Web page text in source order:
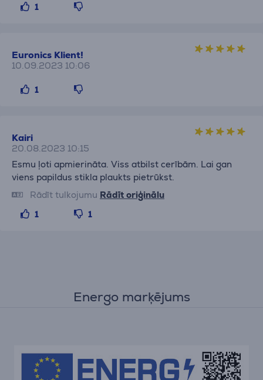
1
Euronics Klient!
10.09.2023 10:06
1
Kairi
20.08.2023 10:15
Esmu ļoti apmierināta. Viss atbilst cerībām. Lai gan
viens papildus stikla plaukts pietrūkst.
Rādīt tulkojumu Rādīt oriģinālu
1
1
Energo marķējums